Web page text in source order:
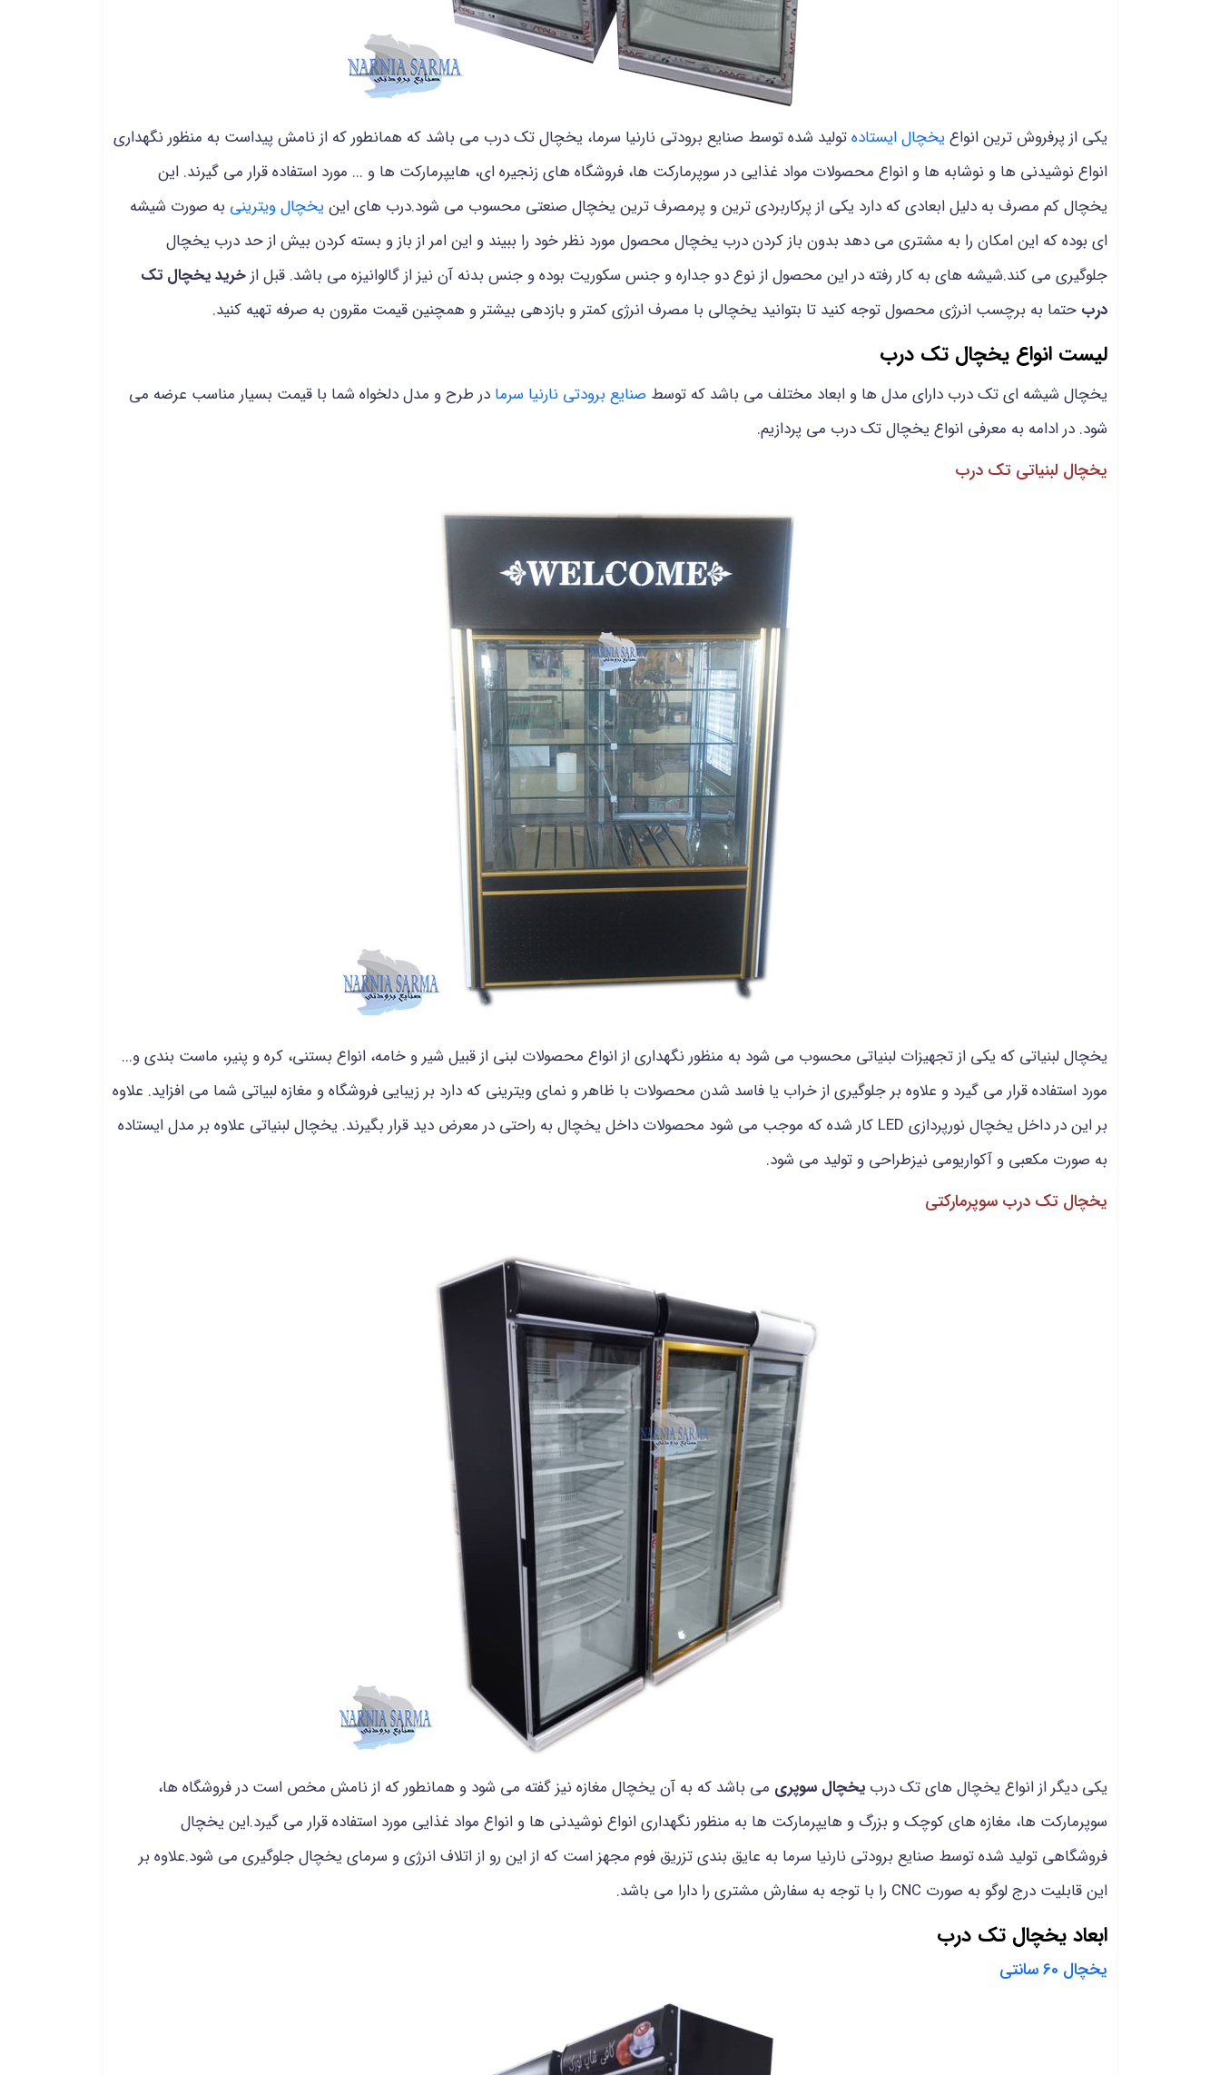
یکی از پرفروش ترین انواعیخچال ایستادهتولید شده توسط صنایع برودتی نارنیا سرما، یخچال تک درب می باشد که همانطور که از نامش پیداست به منظور نگهداری
انواع نوشیدنی ها و نوشابه ها و انواع محصولات مواد غذایی در سوپرمارکت ها، فروشگاه های زنجیره ای، هایپرمارکت ها و ... مورد استفاده قرار می گیرند. این
یخچال کم مصرف به دلیل ابعادی که دارد یکی از پرکاربردی ترین و پرمصرف ترین یخچال صنعتی محسوب می شود.درب های اینیخچال ویترینی به صورت شیشه
ای بوده که این امکان را به مشتری می دهد بدون باز کردن درب یخچال محصول مورد نظر خود را ببیند و این امر از باز و بسته کردن بیش از حد درب یخچال
جلوگیری می کند.شیشه های به کار رفته در این محصول از نوع دو جداره و جنس سکوریت بوده و جنس بدنه آن نیز از گالوانیزه می باشد. قبل ازخرید یخچال تک
درب حتما به برچسب انرژی محصول توجه کنید تا بتوانید یخچالی با مصرف انرژی کمتر و بازدهی بیشتر و همچنین قیمت مقرون به صرفه تهیه کنید.
لیست انواع یخچال تک درب
یخچال شیشه ای تک درب دارای مدل ها و ابعاد مختلف می باشد که توسط صنایع برودتی نارنیا سرما در طرح و مدل دلخواه شما با قیمت بسیار مناسب عرضه می
شود. در ادامه به معرفی انواع یخچال تک درب می پردازیم.
یخچال لبنیاتی تک درب
یخچال لبنیاتی که یکی از تجهیزات لبنیاتی محسوب می شود به منظور نگهداری از انواع محصولات لبنی از قبیل شیر و خامه، انواع بستنی، کره و پنیر، ماست بندی و...
مورد استفاده قرار می گیرد و علاوه بر جلوگیری از خراب یا فاسد شدن محصولات با ظاهر و نمای ویترینی که دارد بر زیبایی فروشگاه و مغازه لبیاتی شما می افزاید. علاوه
بر این در داخل یخچال نورپردازی LED کار شده که موجب می شود محصولات داخل یخچال به راحتی در معرض دید قرار بگیرند. یخچال لبنیاتی علاوه بر مدل ایستاده
به صورت مکعبی و آکواریومی نیزطراحی و تولید می شود.
یخچال تک درب سوپرمارکتی
یکی دیگر از انواع یخچال های تک درب یخچال سوپری می باشد که به آن یخچال مغازه نیز گفته می شود و همانطور که از نامش مخص است در فروشگاه ها،
سوپرمارکت ها، مغازه های کوچک و بزرگ و هایپرمارکت ها به منظور نگهداری انواع نوشیدنی ها و انواع مواد غذایی مورد استفاده قرار می گیرد.این یخچال
فروشگاهی تولید شده توسط صنایع برودتی نارنیا سرما به عایق بندی تزریق فوم مجهز است که از این رو از اتلاف انرژی و سرمای یخچال جلوگیری می شود.علاوه بر
این قابلیت درج لوگو به صورت CNC را با توجه به سفارش مشتری را دارا می باشد.
ابعاد یخچال تک درب
یخچال 60 سانتی